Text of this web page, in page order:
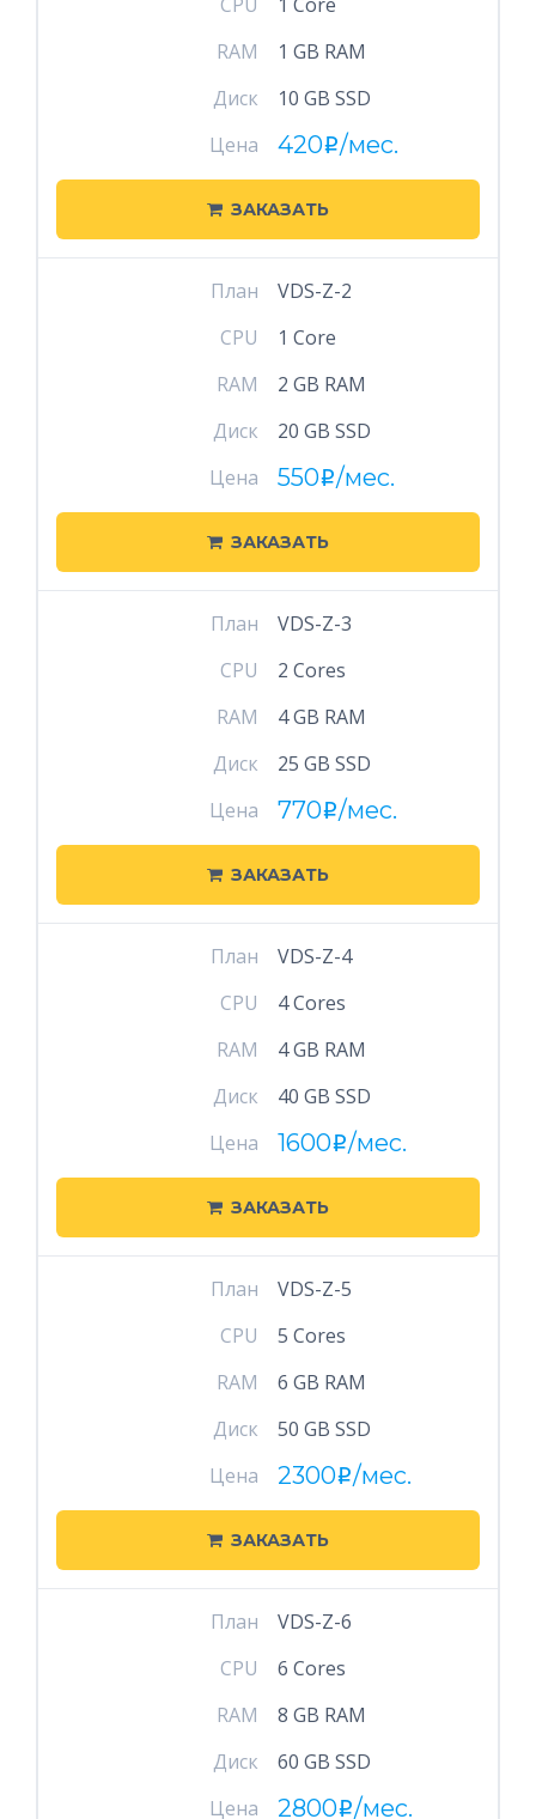
RAM
1 GB RAM
Диск
10 GB SSD
Цена
420i/мес.
ЗАКАЗАТЬ
План
VDS-Z-2
CPU
1 Core
RAM
2 GB RAM
Диск
20 GB SSD
Цена
550i/мес.
ЗАКАЗАТЬ
План
VDS-Z-3
CPU
2 Cores
RAM
4 GB RAM
Диск
25 GB SSD
Цена
770i/мес.
ЗАКАЗАТЬ
План
VDS-Z-4
CPU
4 Cores
RAM
4 GB RAM
Диск
40 GB SSD
Цена
1600i/мес.
ЗАКАЗАТЬ
План
VDS-Z-5
CPU
5 Cores
RAM
6 GB RAM
Диск
50 GB SSD
Цена
2300i/мес.
ЗАКАЗАТЬ
План
VDS-Z-6
CPU
6 Cores
RAM
8 GB RAM
Диск
60 GB SSD
Цена
2800i/мес.